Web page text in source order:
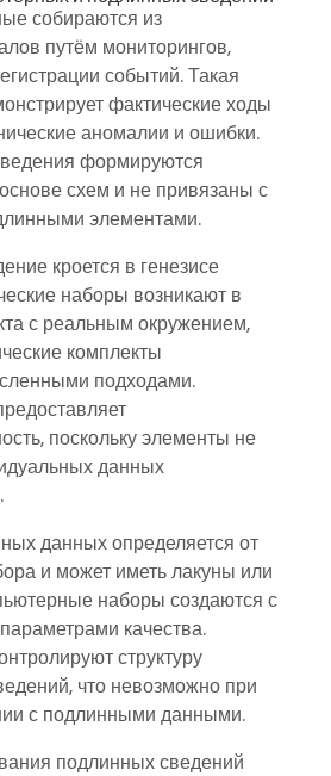
собираются из
путём мониторингов,
событий. Такая
фактические ходы
аномалии и ошибки.
формируются
схем и не привязаны с
элементами.
кроется в генезисе
наборы возникают в
с реальным окружением,
комплекты
подходами.
поскольку элементы не
данных
данных определяется от
и может иметь лакуны или
наборы создаются с
качества.
структуру
что невозможно при
с подлинными данными.
подлинных сведений